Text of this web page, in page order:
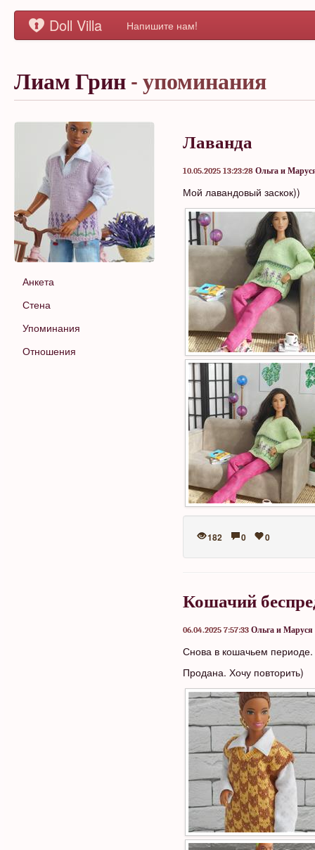
Doll Villa Напишите нам!
Лиам Грин - упоминания
Анкета
Стена
Упоминания
Отношения
Лаванда
10.05.2025 13:23:28 Ольга и
Мой лавандовый заскок))
182 0 0
Кошачий
06.04.2025 7:57:33 Ольга и Маруся
Снова в кошачьем периоде.
Продана. Хочу повторить)